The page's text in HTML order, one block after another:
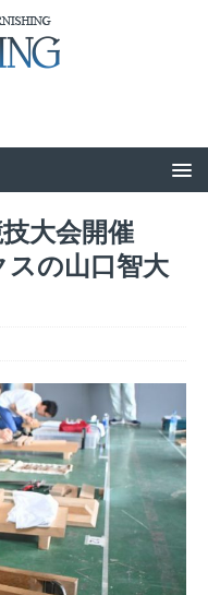
大会開催
の山口智大